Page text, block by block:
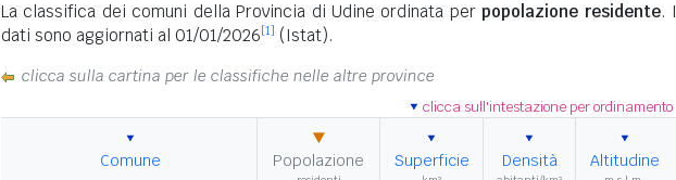
La classifica dei comuni della Provincia di Udine ordinata perpopolazione residente. I
dati sono aggiornati al 01/01/2026[1] (Istat).
clicca sulla cartina per le classifiche nelle altre province
clicca sull'intestazione per ordinamento
Comune Popolazione Superficie Densità Altitudine